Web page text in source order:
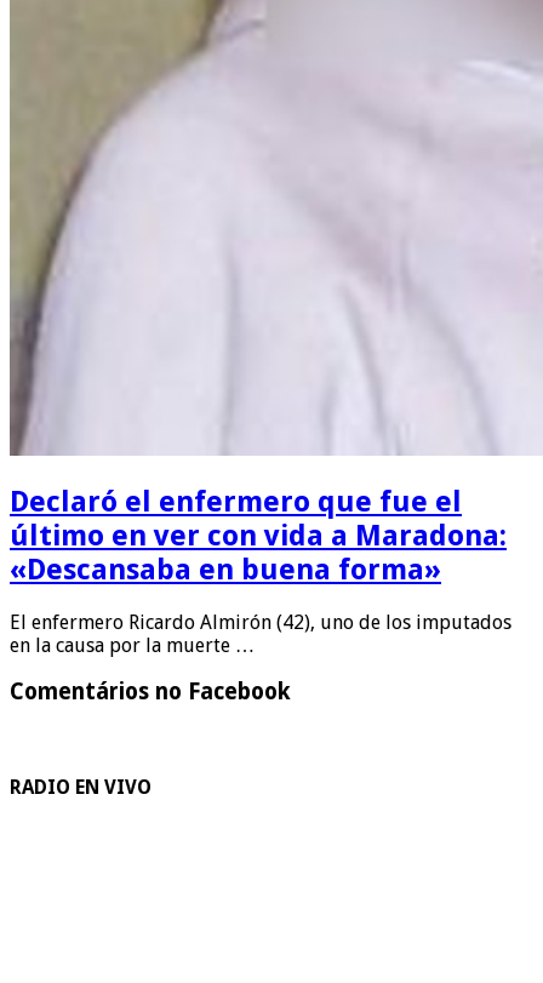
Declaró el enfermero que fue el
último en ver con vida a Maradona:
«Descansaba en buena forma»
El enfermero Ricardo Almirón (42), uno de los imputados
en la causa por la muerte …
Comentários no Facebook
RADIO EN VIVO